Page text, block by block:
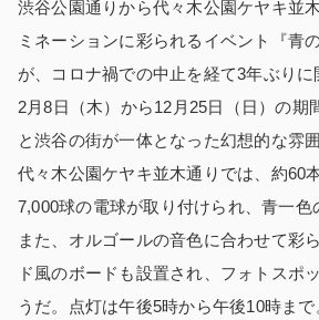
渋谷公園通りから代々木公園ケヤキ並
ミネーションに彩られるイベント『青
が、コロナ禍での中止を経て3年ぶり
2月8日（木）から12月25日（日）の期
と渋谷の街が一体となった幻想的な雰
代々木公園ケヤキ並木通りでは、約60
7,000球の電球が取り付けられ、青一色
また、オルゴールの音色に合わせて彩
ド風のボードも設置され、フォトスポ
うだ。点灯は午後5時から午後10時ま